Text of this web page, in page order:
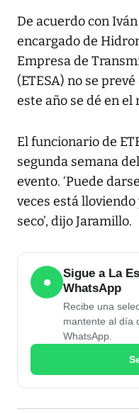
De acuerdo con
encargado de
Empresa de
(ETESA) no se
este año se dé en el
El funcionario de
segunda semana
evento. ‘Puede
veces está
seco’, dijo Jaramillo.
●
Sigue a La
WhatsApp
Recibe una
mantente al día
WhatsApp.